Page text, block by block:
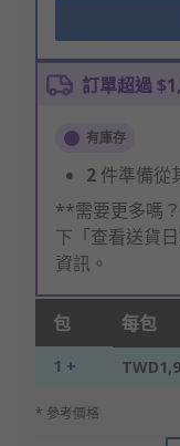
訂單超過
有庫存
2 件準備從
**需要更多嗎
下「查看送貨
資訊。
包 每包
1 +
* 參考價格